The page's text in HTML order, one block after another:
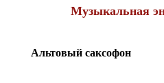
Музыкальная
Альтовый саксофон